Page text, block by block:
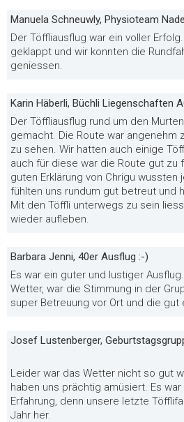
Manuela Schneuwly, Physioteam
Der Töffliausflug war ein voller
geklappt und wir konnten die
geniessen.
Karin Häberli, Büchli Liegenschaften
Der Töffliausflug rund um den
gemacht. Die Route war angenehm
zu sehen. Wir hatten auch einige
auch für diese war die Route gut zu
guten Erklärung von Chrigu wussten
fühlten uns rundum gut betreut und
Mit den Töffli unterwegs zu sein
wieder aufleben.
Barbara Jenni, 40er Ausflug :-)
Es war ein guter und lustiger
Wetter, war die Stimmung in der
super Betreuung vor Ort und die gut
Josef Lustenberger,
Leider war das Wetter nicht so gut
haben uns prächtig amüsiert. Es
Erfahrung, denn unsere letzte
Jahr her.